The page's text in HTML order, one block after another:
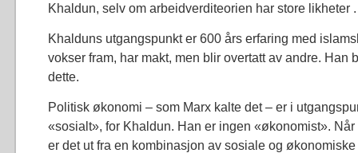
Khaldun, selv om arbeidverditeorien har store likheter .
Khalduns utgangspunkt er 600 års erfaring med
vokser fram, har makt, men blir overtatt av andre. Han
dette.
Politisk økonomi – som Marx kalte det – er i
«sosialt», for Khaldun. Han er ingen «økonomist».
er det ut fra en kombinasjon av sosiale og økonomiske